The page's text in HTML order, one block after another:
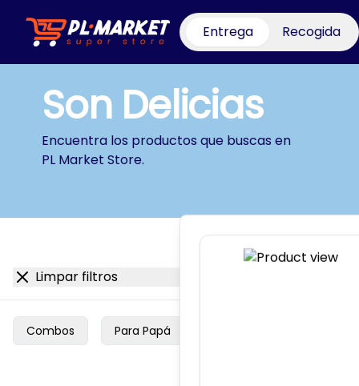
PL Market Store Entrega Recogida
Son Delicias
Encuentra los productos que buscas en
PL Market Store.
Search
Limpar filtros
Combos Para Papá